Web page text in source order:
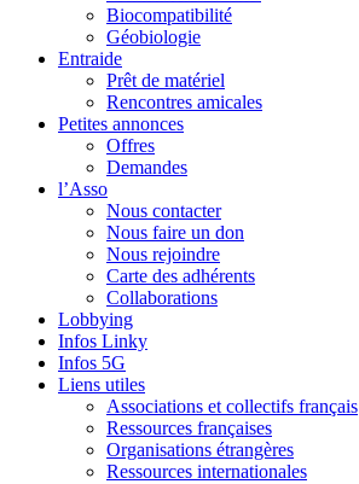
Biocompatibilité
Géobiologie
Entraide
Prêt de matériel
Rencontres amicales
Petites annonces
Offres
Demandes
l’Asso
Nous contacter
Nous faire un don
Nous rejoindre
Carte des adhérents
Collaborations
Lobbying
Infos Linky
Infos 5G
Liens utiles
Associations et collectifs français
Ressources françaises
Organisations étrangères
Ressources internationales